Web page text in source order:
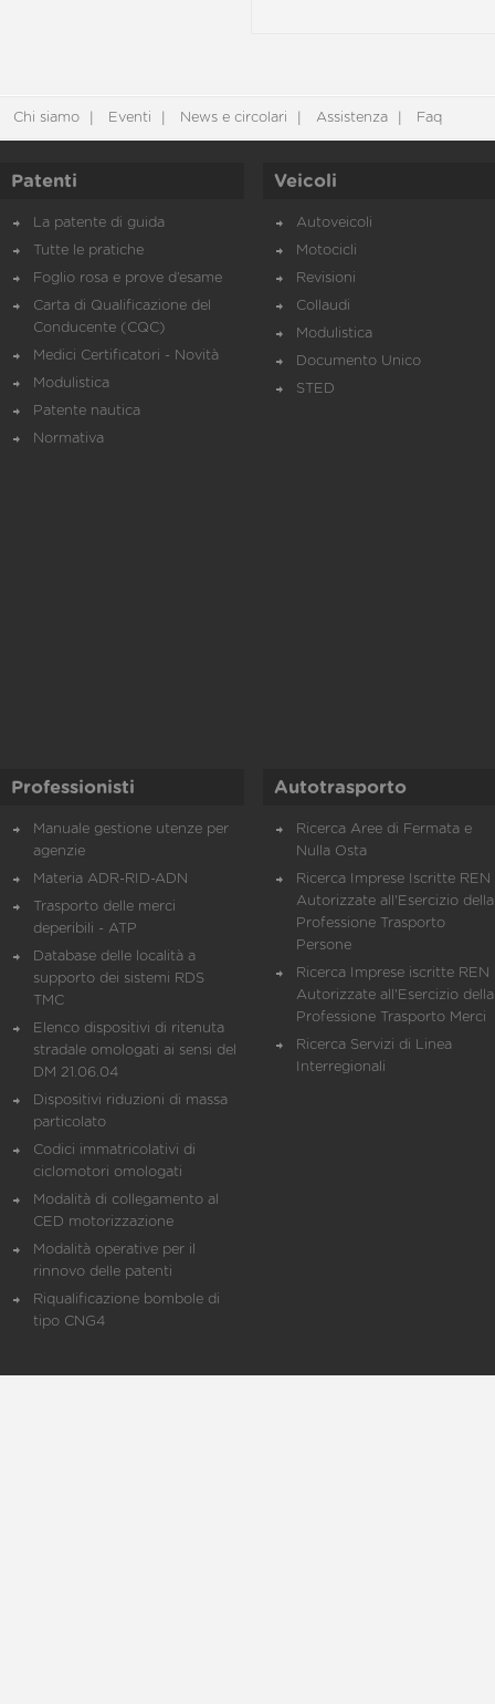
Chi siamo Eventi News e circolari Assistenza Faq
Patenti
La patente di guida
Tutte le pratiche
Foglio rosa e prove d’esame
Carta di Qualificazione del
Conducente (CQC)
Medici Certificatori - Novità
Modulistica
Patente nautica
Normativa
Veicoli
Autoveicoli
Motocicli
Revisioni
Collaudi
Modulistica
Documento Unico
STED
Professionisti
Manuale gestione utenze per
agenzie
Materia ADR-RID-ADN
Trasporto delle merci
deperibili - ATP
Database delle località a
supporto dei sistemi RDS
TMC
Elenco dispositivi di ritenuta
stradale omologati ai sensi del
DM 21.06.04
Dispositivi riduzioni di massa
particolato
Codici immatricolativi di
ciclomotori omologati
Modalità di collegamento al
CED motorizzazione
Modalità operative per il
rinnovo delle patenti
Riqualificazione bombole di
tipo CNG4
Autotrasporto
Ricerca Aree di Fermata e
Nulla Osta
Ricerca Imprese Iscritte REN
Autorizzate all'Esercizio della
Professione Trasporto
Persone
Ricerca Imprese iscritte REN
Autorizzate all'Esercizio della
Professione Trasporto Merci
Ricerca Servizi di Linea
Interregionali